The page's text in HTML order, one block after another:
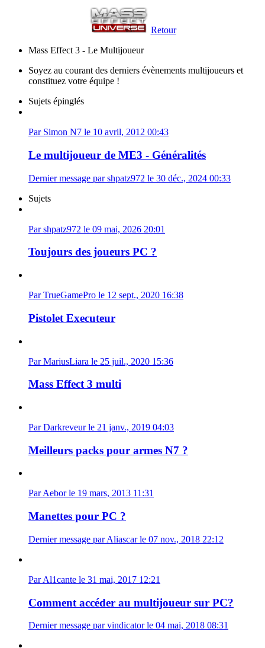
Retour
Mass Effect 3 - Le Multijoueur
Soyez au courant des derniers évènements multijoueurs et
constituez votre équipe !
Sujets épinglés
Par Simon N7 le 10 avril, 2012 00:43
Le multijoueur de ME3 - Généralités
Dernier message par shpatz972 le 30 déc., 2024 00:33
Sujets
Par shpatz972 le 09 mai, 2026 20:01
Toujours des joueurs PC ?
Par TrueGamePro le 12 sept., 2020 16:38
Pistolet Executeur
Par MariusLiara le 25 juil., 2020 15:36
Mass Effect 3 multi
Par Darkreveur le 21 janv., 2019 04:03
Meilleurs packs pour armes N7 ?
Par Aebor le 19 mars, 2013 11:31
Manettes pour PC ?
Dernier message par Aliascar le 07 nov., 2018 22:12
Par Al1cante le 31 mai, 2017 12:21
Comment accéder au multijoueur sur PC?
Dernier message par vindicator le 04 mai, 2018 08:31